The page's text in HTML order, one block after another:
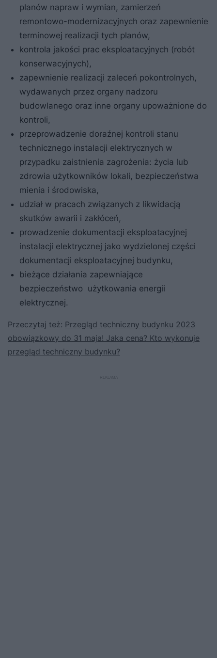
planów napraw i wymian, zamierzeń
remontowo-modernizacyjnych oraz zapewnienie
terminowej realizacji tych planów,
kontrola jakości prac eksploatacyjnych (robót
konserwacyjnych),
zapewnienie realizacji zaleceń pokontrolnych,
wydawanych przez organy nadzoru
budowlanego oraz inne organy upoważnione do
kontroli,
przeprowadzenie doraźnej kontroli stanu
technicznego instalacji elektrycznych w
przypadku zaistnienia zagrożenia: życia lub
zdrowia użytkowników lokali, bezpieczeństwa
mienia i środowiska,
udział w pracach związanych z likwidacją
skutków awarii i zakłóceń,
prowadzenie dokumentacji eksploatacyjnej
instalacji elektrycznej jako wydzielonej części
dokumentacji eksploatacyjnej budynku,
bieżące działania zapewniające
bezpieczeństwo użytkowania energii
elektrycznej.
Przeczytaj też: Przegląd techniczny budynku 2023
obowiązkowy do 31 maja! Jaka cena? Kto wykonuje
przegląd techniczny budynku?